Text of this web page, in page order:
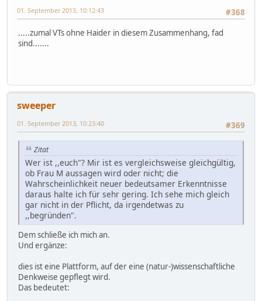
#368
01. September 2013, 10:12:43
.....zumal VTs ohne Haider in diesem Zusammenhang, fad
sind.......
sweeper
#369
01. September 2013, 10:23:40
Zitat
Wer ist ,,euch"? Mir ist es vergleichsweise gleichgültig,
ob Frau M aussagen wird oder nicht; die
Wahrscheinlichkeit neuer bedeutsamer Erkenntnisse
daraus halte ich für sehr gering. Ich sehe mich gleich
gar nicht in der Pflicht, da irgendetwas zu
,,begründen".
Dem schließe ich mich an.
Und ergänze:
dies ist eine Plattform, auf der eine (natur-)wissenschaftliche
Denkweise gepflegt wird.
Das bedeutet: